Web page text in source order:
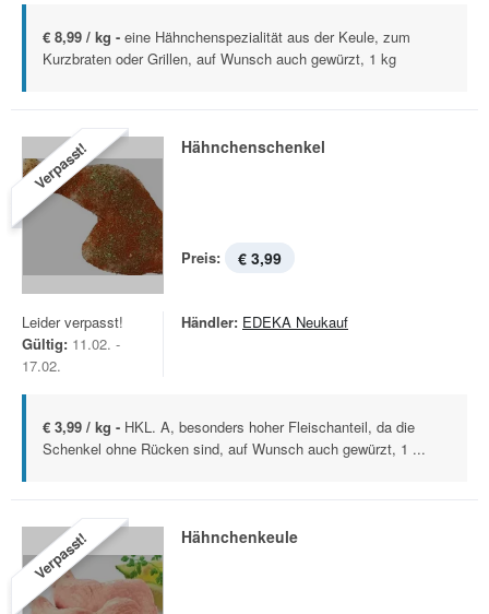
€ 8,99 / kg - eine Hähnchenspezialität aus der Keule, zum
Kurzbraten oder Grillen, auf Wunsch auch gewürzt, 1 kg
Verpasst! Hähnchenschenkel
Preis: € 3,99
Leider verpasst!
Gültig: 11.02. -
17.02.
Händler: EDEKA Neukauf
€ 3,99 / kg - HKL. A, besonders hoher Fleischanteil, da die
Schenkel ohne Rücken sind, auf Wunsch auch gewürzt, 1 ...
Verpasst! Hähnchenkeule